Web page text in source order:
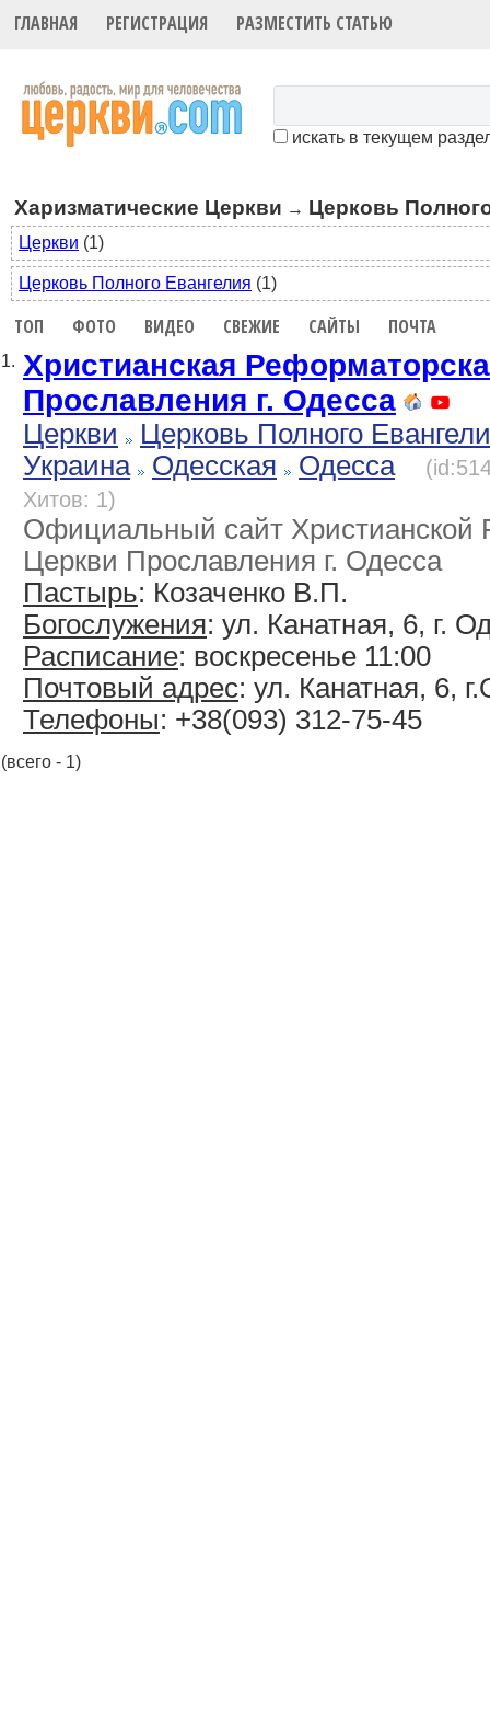
ГЛАВНАЯ РЕГИСТРАЦИЯ РАЗМЕСТИТЬ СТАТЬЮ
искать в текущем
Харизматические Церкви → Церковь
Церкви (1)
Церковь Полного Евангелия (1)
ТОП ФОТО ВИДЕО СВЕЖИЕ САЙТЫ ПОЧТА
1. Христианская
Прославления г. Одесса
Церкви
Церковь Полного
Украина
Одесская Одесса
Хитов: 1)
Официальный сайт Христианской
Церкви Прославления г. Одесса
Пастырь: Козаченко В.П.
Богослужения: ул. Канатная, 6, г.
Расписание: воскресенье 11:00
Почтовый адрес: ул. Канатная, 6,
Телефоны: +38(093) 312-75-45
(всего - 1)